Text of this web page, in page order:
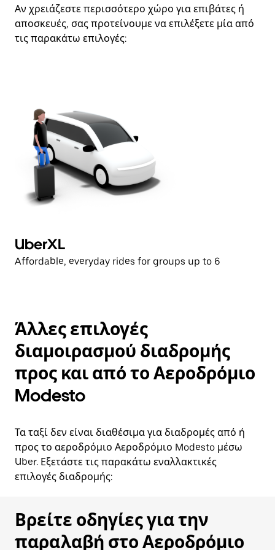
Αν χρειάζεστε περισσότερο χώρο για επιβάτες ή
αποσκευές, σας προτείνουμε να επιλέξετε μία από
τις παρακάτω επιλογές:
UberXL
Affordable, everyday rides for groups up to 6
Άλλες επιλογές
διαμοιρασμού διαδρομής
προς και από το Αεροδρόμιο
Modesto
Τα ταξί δεν είναι διαθέσιμα για διαδρομές από ή
προς το αεροδρόμιο Αεροδρόμιο Modesto μέσω
Uber. Εξετάστε τις παρακάτω εναλλακτικές
επιλογές διαδρομής:
Βρείτε οδηγίες για την
παραλαβή στο Αεροδρόμιο